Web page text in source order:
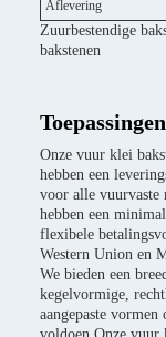
Aflevering
Zuurbestendige
bakstenen
Onze vuur klei
hebben een
voor alle vuurvaste
hebben een
flexibele
Western Union en
We bieden een
kegelvormige,
aangepaste